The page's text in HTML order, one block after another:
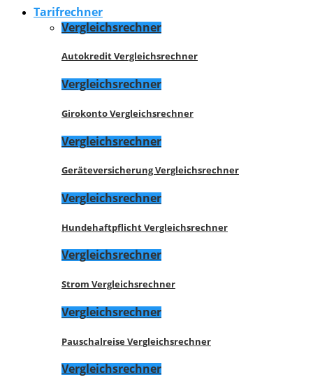
Tarifrechner
Vergleichsrechner
Autokredit Vergleichsrechner
Vergleichsrechner
Girokonto Vergleichsrechner
Vergleichsrechner
Geräteversicherung Vergleichsrechner
Vergleichsrechner
Hundehaftpflicht Vergleichsrechner
Vergleichsrechner
Strom Vergleichsrechner
Vergleichsrechner
Pauschalreise Vergleichsrechner
Vergleichsrechner